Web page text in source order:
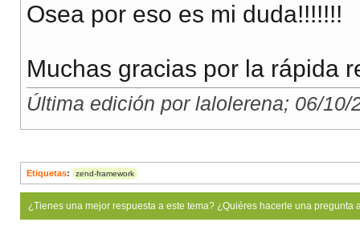
Osea por eso es mi duda!!!!!!!
Muchas gracias por la rápida
Última edición por lalolerena; 06/
Etiquetas: zend-framework
¿Tienes una mejor respuesta a este tema? ¿Quiéres hacerle una